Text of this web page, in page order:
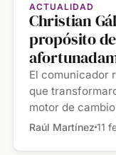
ACTUALIDAD
Christian
propósito
conseguí.
una historia
y el
El comunicador
que
motor de
Raúl Martínez 11